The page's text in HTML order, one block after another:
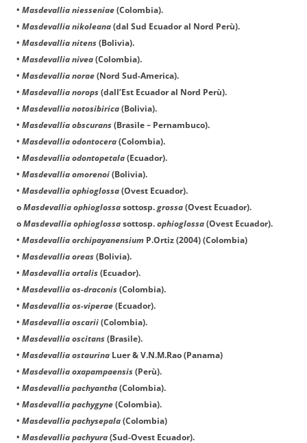
• Masdevallia niesseniae (Colombia).
• Masdevallia nikoleana (dal Sud Ecuador al Nord Perù).
• Masdevallia nitens (Bolivia).
• Masdevallia nivea (Colombia).
• Masdevallia norae (Nord Sud-America).
• Masdevallia norops (dall’Est Ecuador al Nord Perù).
• Masdevallia notosibirica (Bolivia).
• Masdevallia obscurans (Brasile – Pernambuco).
• Masdevallia odontocera (Colombia).
• Masdevallia odontopetala (Ecuador).
• Masdevallia omorenoi (Bolivia).
• Masdevallia ophioglossa (Ovest Ecuador).
o Masdevallia ophioglossa sottosp. grossa (Ovest Ecuador).
o Masdevallia ophioglossa sottosp. ophioglossa (Ovest Ecuador).
• Masdevallia orchipayanensium P.Ortiz (2004) (Colombia)
• Masdevallia oreas (Bolivia).
• Masdevallia ortalis (Ecuador).
• Masdevallia os-draconis (Colombia).
• Masdevallia os-viperae (Ecuador).
• Masdevallia oscarii (Colombia).
• Masdevallia oscitans (Brasile).
• Masdevallia ostaurina Luer & V.N.M.Rao (Panama)
• Masdevallia oxapampaensis (Perù).
• Masdevallia pachyantha (Colombia).
• Masdevallia pachygyne (Colombia).
• Masdevallia pachysepala (Colombia)
• Masdevallia pachyura (Sud-Ovest Ecuador).